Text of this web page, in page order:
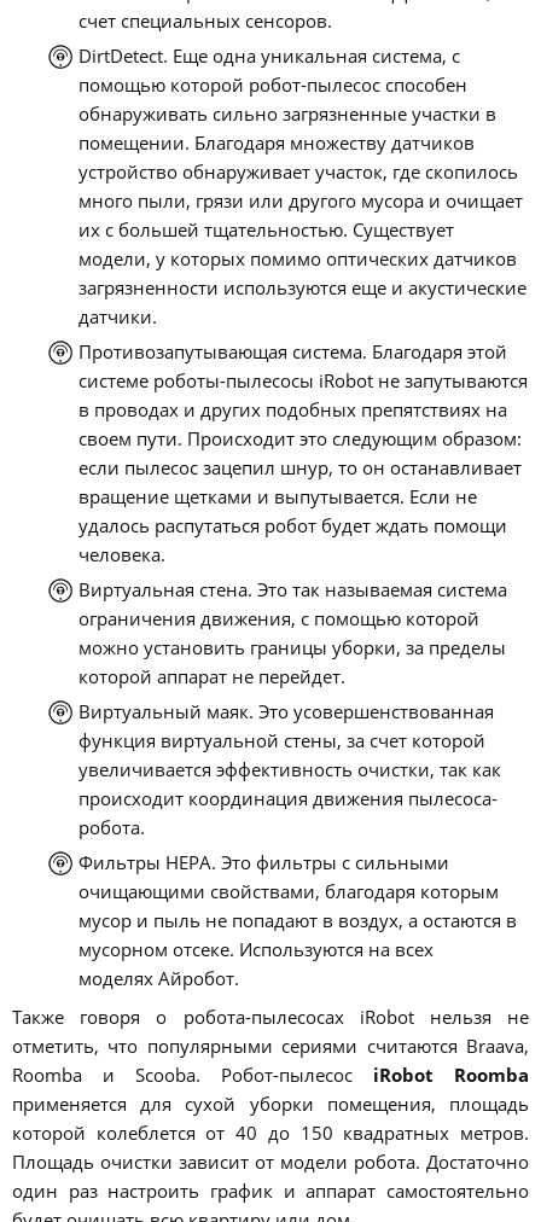
счет специальных сенсоров.
DirtDetect. Еще одна уникальная система, с
помощью которой робот-пылесос способен
обнаруживать сильно загрязненные участки в
помещении. Благодаря множеству датчиков
устройство обнаруживает участок, где скопилось
много пыли, грязи или другого мусора и очищает
их с большей тщательностью. Существует
модели, у которых помимо оптических датчиков
загрязненности используются еще и акустические
датчики.
Противозапутывающая система. Благодаря этой
системе роботы-пылесосы iRobot не запутываются
в проводах и других подобных препятствиях на
своем пути. Происходит это следующим образом:
если пылесос зацепил шнур, то он останавливает
вращение щетками и выпутывается. Если не
удалось распутаться робот будет ждать помощи
человека.
Виртуальная стена. Это так называемая система
ограничения движения, с помощью которой
можно установить границы уборки, за пределы
которой аппарат не перейдет.
Виртуальный маяк. Это усовершенствованная
функция виртуальной стены, за счет которой
увеличивается эффективность очистки, так как
происходит координация движения пылесоса-
робота.
Фильтры НЕРА. Это фильтры с сильными
очищающими свойствами, благодаря которым
мусор и пыль не попадают в воздух, а остаются в
мусорном отсеке. Используются на всех
моделях Айробот.
Также говоря о робота-пылесосах iRobot нельзя не
отметить, что популярными сериями считаются Braava,
Roomba и Scooba. Робот-пылесос iRobot Roomba
применяется для сухой уборки помещения, площадь
которой колеблется от 40 до 150 квадратных метров.
Площадь очистки зависит от модели робота. Достаточно
один раз настроить график и аппарат самостоятельно